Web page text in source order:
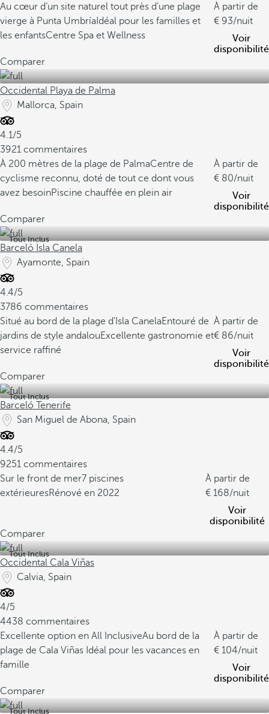
Au cœur d’un site naturel tout près d’une plage
vierge à Punta Umbría Idéal pour les familles et
les enfantsCentre Spa et Wellness
À partir de
93/nuit
Voir
disponibilité
Comparer
Occidental Playa de Palma
Mallorca, Spain
4.1/5
3921 commentaires
À 200 mètres de la plage de PalmaCentre de
cyclisme reconnu, doté de tout ce dont vous
avez besoinPiscine chauffée en plein air
À partir de
80/nuit
Voir
disponibilité
Comparer
Tout Inclus
Barceló Isla Canela
Ayamonte, Spain
4.4/5
3786 commentaires
Situé au bord de la plage d’Isla CanelaEntouré de
jardins de style andalouExcellente gastronomie et
service raffiné
À partir de
86/nuit
Voir
disponibilité
Comparer
Tout Inclus
Barceló Tenerife
San Miguel de Abona, Spain
4.4/5
9251 commentaires
Sur le front de mer7 piscines
extérieuresRénové en 2022
À partir de
168/nuit
Voir
disponibilité
Comparer
Tout Inclus
Occidental Cala Viñas
Calvia, Spain
4/5
4438 commentaires
Excellente option en All InclusiveAu bord de la
plage de Cala Viñas Idéal pour les vacances en
famille
À partir de
104/nuit
Voir
disponibilité
Comparer
Tout Inclus